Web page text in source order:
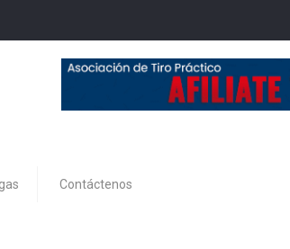
Contáctenos